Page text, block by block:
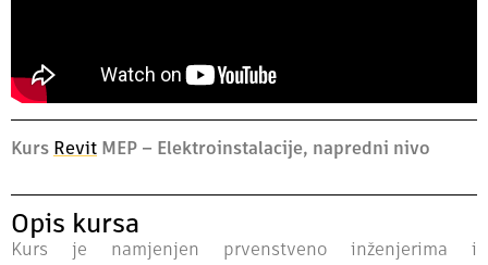
Kurs Revit MEP – Elektroinstalacije, napredni nivo
Opis kursa
Kurs je namjenjen prvenstveno inženjerima i